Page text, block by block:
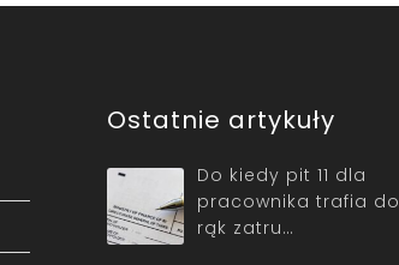
Ostatnie artykuły
Do kiedy pit 11 dla
pracownika trafia do
rąk zatru…